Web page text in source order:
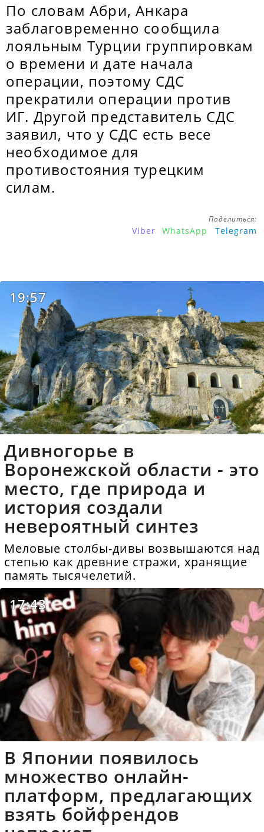
По словам Абри, Анкара
заблаговременно сообщила
лояльным Турции группировкам
о времени и дате начала
операции, поэтому СДС
прекратили операции против
ИГ. Другой представитель СДС
заявил, что у СДС есть весе
необходимое для
противостояния турецким
силам.
Поделиться:
Viber WhatsApp Telegram
19:57
Дивногорье в
Воронежской области - это
место, где природа и
история создали
невероятный синтез
Меловые столбы-дивы возвышаются над
степью как древние стражи, хранящие
память тысячелетий.
17:43
В Японии появилось
множество онлайн-
платформ, предлагающих
взять бойфрендов